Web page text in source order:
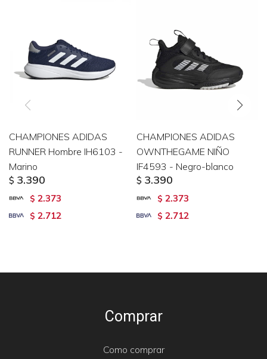
CHAMPIONES ADIDAS
RUNNER Hombre IH6103 -
Marino
$ 3.390
$ 2.373
$ 2.712
CHAMPIONES ADIDAS
OWNTHEGAME NIÑO
IF4593 - Negro-blanco
$ 3.390
$ 2.373
$ 2.712
Comprar
Como comprar